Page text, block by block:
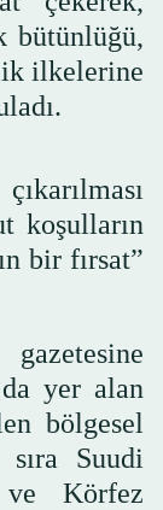
bütünlüğü,
ilkelerine
koşulların
bir fırsat”
yer alan
bölgesel
Suudi
ve Körfez